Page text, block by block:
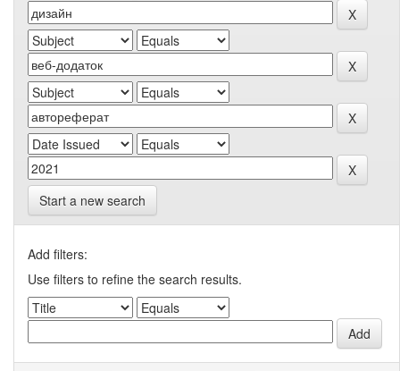
Start a new search
Add filters:
Use filters to refine the search results.